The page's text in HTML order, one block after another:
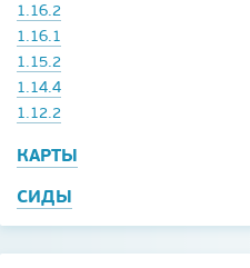
1.16.2
1.16.1
1.15.2
1.14.4
1.12.2
КАРТЫ
СИДЫ